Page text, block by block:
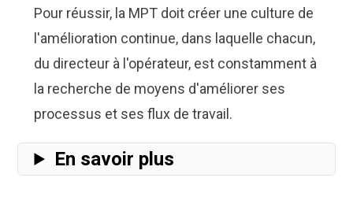
Pour réussir, la MPT doit créer une culture de
l'amélioration continue, dans laquelle chacun,
du directeur à l'opérateur, est constamment à
la recherche de moyens d'améliorer ses
processus et ses flux de travail.
En savoir plus